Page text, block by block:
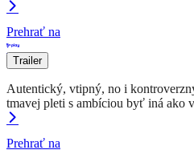
Prehrať na
Trailer
Autentický, vtipný, no i
tmavej pleti s ambíciou byť iná ako
Prehrať na